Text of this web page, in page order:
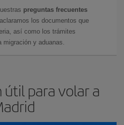
preguntas frecuentes
los documentos que
así como los trámites
migración y aduanas.
para volar a